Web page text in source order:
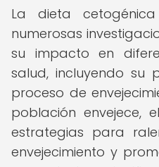
La dieta
numerosas
su impacto en
salud, incluyendo su
proceso de
población envejece,
estrategias para
envejecimiento y